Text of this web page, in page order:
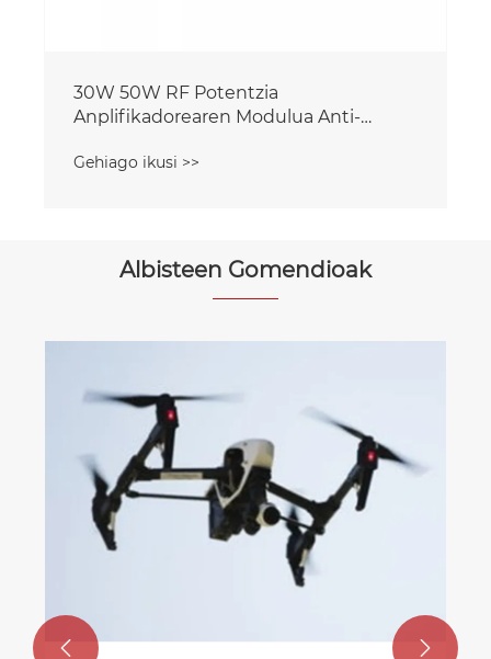
30W 50W RF Potentzia
Anplifikadorearen Modulua Anti-
Gehiago ikusi >>
Albisteen Gomendioak
 